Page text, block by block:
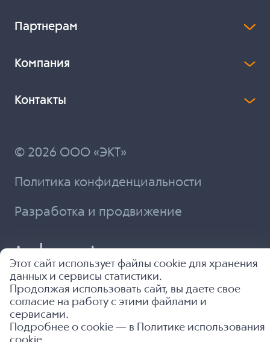
Партнерам
Компания
Контакты
© 2026 ООО «ЭКТ»
Политика конфиденциальности
Разработка и продвижение
Этот сайт использует файлы cookie для хранения
данных и сервисы статистики.
Продолжая использовать сайт, вы даете свое
согласие на работу с этими файлами и
сервисами.
Подробнее о cookie — в
Политике использования